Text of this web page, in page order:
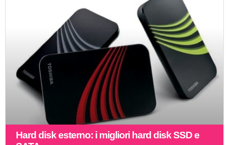
Hard disk esterno: i migliori hard disk SSD e